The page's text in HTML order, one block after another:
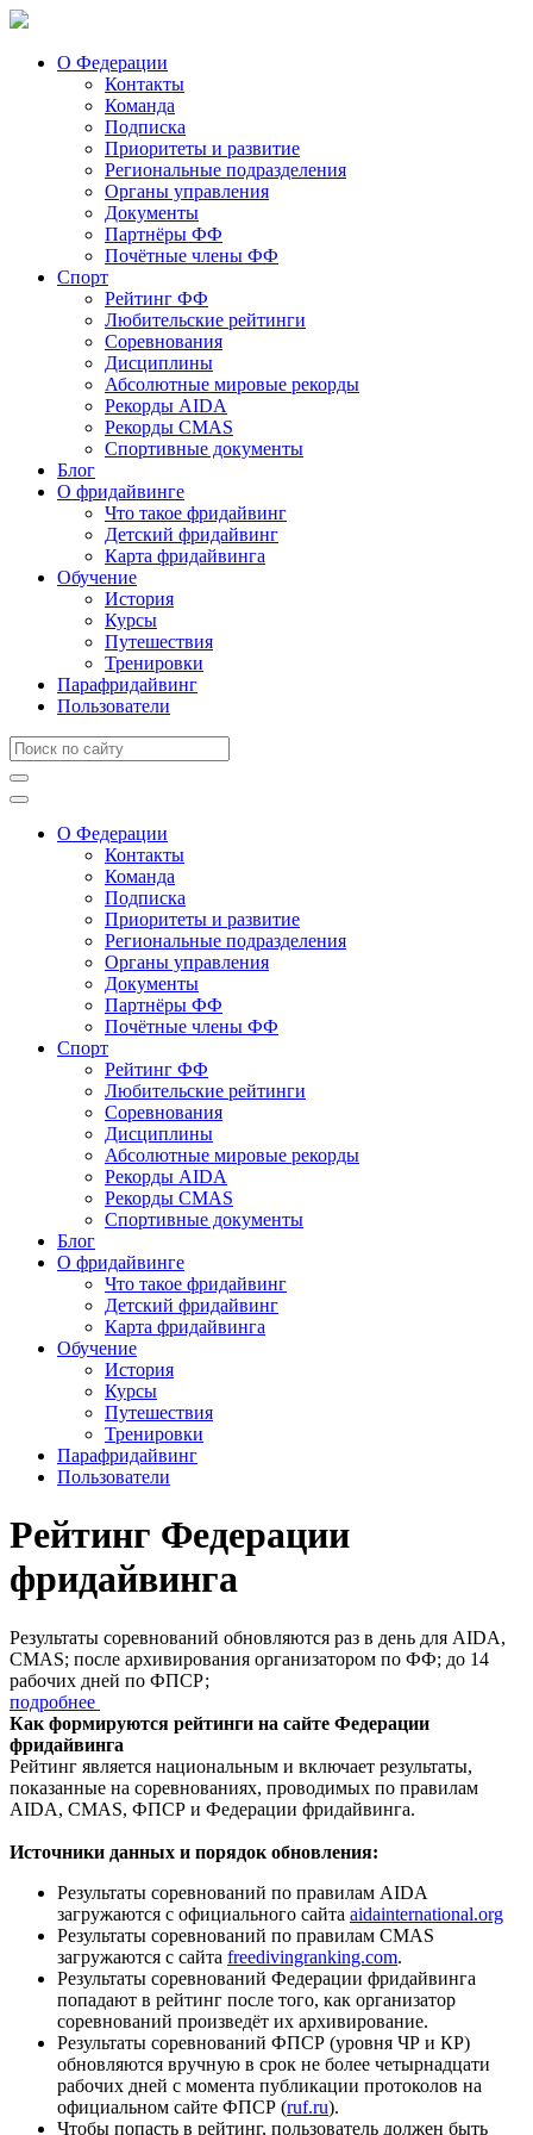
О Федерации
Контакты
Команда
Подписка
Приоритеты и развитие
Региональные подразделения
Органы управления
Документы
Партнёры ФФ
Почётные члены ФФ
Спорт
Рейтинг ФФ
Любительские рейтинги
Соревнования
Дисциплины
Абсолютные мировые рекорды
Рекорды AIDA
Рекорды CMAS
Спортивные документы
Блог
О фридайвинге
Что такое фридайвинг
Детский фридайвинг
Карта фридайвинга
Обучение
История
Курсы
Путешествия
Тренировки
Парафридайвинг
Пользователи
О Федерации
Контакты
Команда
Подписка
Приоритеты и развитие
Региональные подразделения
Органы управления
Документы
Партнёры ФФ
Почётные члены ФФ
Спорт
Рейтинг ФФ
Любительские рейтинги
Соревнования
Дисциплины
Абсолютные мировые рекорды
Рекорды AIDA
Рекорды CMAS
Спортивные документы
Блог
О фридайвинге
Что такое фридайвинг
Детский фридайвинг
Карта фридайвинга
Обучение
История
Курсы
Путешествия
Тренировки
Парафридайвинг
Пользователи
Рейтинг Федерации
фридайвинга
Результаты соревнований обновляются раз в день для AIDA,
CMAS; после архивирования организатором по ФФ; до 14
рабочих дней по ФПСР;
подробнее
Как формируются рейтинги на сайте Федерации
фридайвинга
Рейтинг является национальным и включает результаты,
показанные на соревнованиях, проводимых по правилам
AIDA, CMAS, ФПСР и Федерации фридайвинга.
Источники данных и порядок обновления:
Результаты соревнований по правилам AIDA
загружаются с официального сайта aidainternational.org
Результаты соревнований по правилам CMAS
загружаются с сайта freedivingranking.com.
Результаты соревнований Федерации фридайвинга
попадают в рейтинг после того, как организатор
соревнований произведёт их архивирование.
Результаты соревнований ФПСР (уровня ЧР и КР)
обновляются вручную в срок не более четырнадцати
рабочих дней с момента публикации протоколов на
официальном сайте ФПСР (ruf.ru).
Чтобы попасть в рейтинг, пользователь должен быть